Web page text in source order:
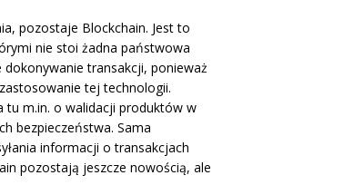
pozostaje Blockchain. Jest to
nie stoi żadna państwowa
transakcji, ponieważ
tej technologii.
tu m.in. o walidacji produktów w
bezpieczeństwa. Sama
informacji o transakcjach
pozostają jeszcze nowością, ale